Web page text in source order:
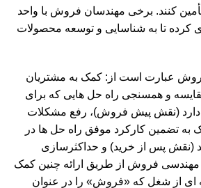
کنند. برخی مهندسان فروش با واحد
کرده تا به شناسایی و توسعه محصولات
عبارت است از: کمک به مشتریان
و همسنجی راه حل هایی که برای
(نقش پیش فروش)، رفع مشکلات
به تضمین کارکرد موفق راه حل ها در
(نقش پس از خرید) و حداکثرسازی
فروش از طریق ارائه چنین کمک
ای از شغل که «فروش» را در عنوان